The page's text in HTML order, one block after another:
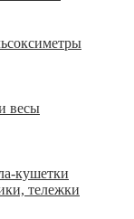
весы
кушетки
тележки